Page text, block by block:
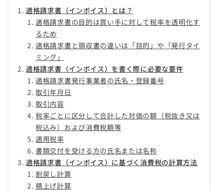
適格請求書（インボイス）とは？
適格請求書の目的は買い手に対して税率を透明化す
るため
適格請求書と領収書の違いは「目的」や「発行タイ
ミング」
適格請求書（インボイス）を書く際に必要な要件
適格請求書発行事業者の氏名・登録番号
取引年月日
取引内容
税率ごとに区分して合計した対価の額（税抜き又は
税込み）および消費税額等
適用税率
書類交付を受ける方の氏名または名称
適格請求書（インボイス）に基づく消費税の計算方法
割戻し計算
積上げ計算